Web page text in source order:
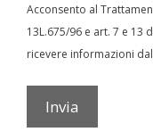
Acconsento al
13L.675/96 e art. 7 e 13
ricevere informazioni